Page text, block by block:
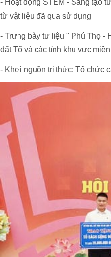
- Hoạt động STEM - Sáng tạo
từ vật liệu đã qua sử dụng.
- Trưng bày tư liệu " Phú Thọ -
đất Tổ và các tỉnh khu vực
- Khơi nguồn tri thức: Tổ chức